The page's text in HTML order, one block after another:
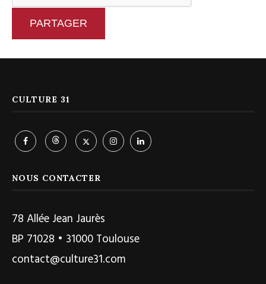
PARTAGER
CULTURE 31
NOUS CONTACTER
78 Allée Jean Jaurès
BP 71028 • 31000 Toulouse
contact@culture31.com